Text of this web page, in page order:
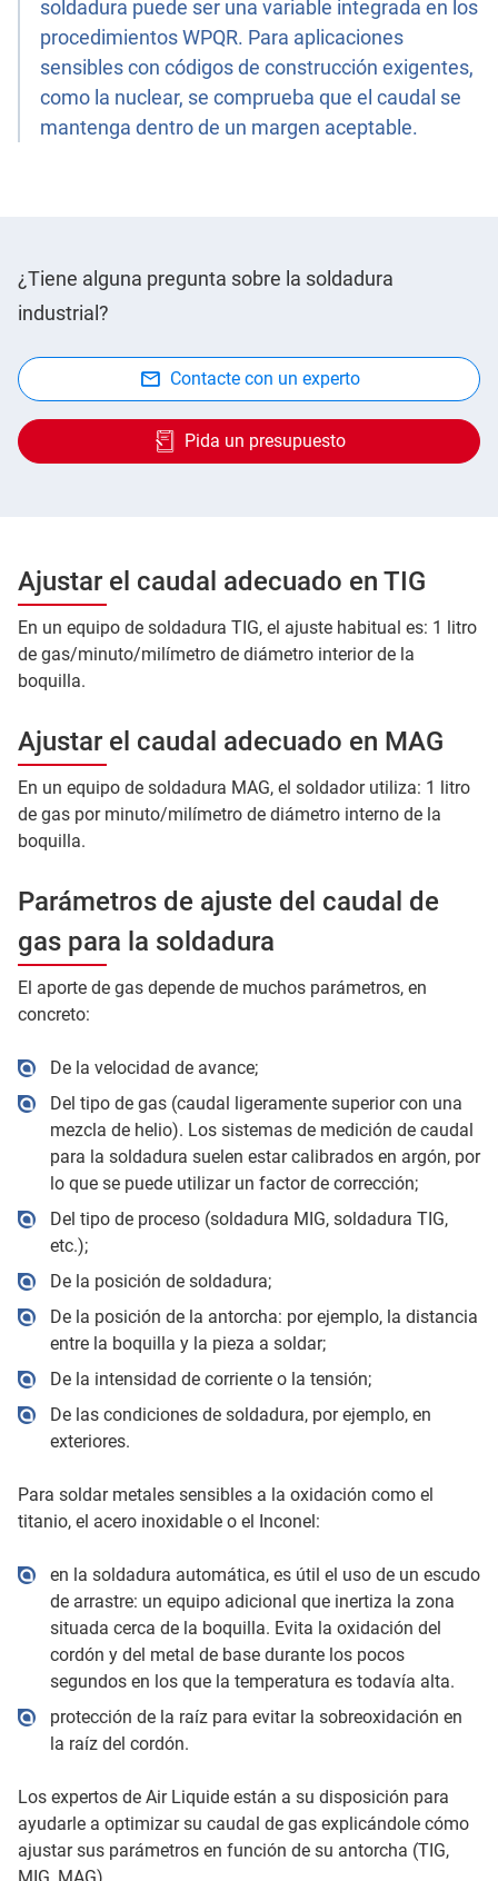
soldadura puede ser una variable integrada en los
procedimientos WPQR. Para aplicaciones
sensibles con códigos de construcción exigentes,
como la nuclear, se comprueba que el caudal se
mantenga dentro de un margen aceptable.
¿Tiene alguna pregunta sobre la soldadura
industrial?
Contacte con un experto
Pida un presupuesto
Ajustar el caudal adecuado en TIG
En un equipo de soldadura TIG, el ajuste habitual es: 1 litro
de gas/minuto/milímetro de diámetro interior de la
boquilla.
Ajustar el caudal adecuado en MAG
En un equipo de soldadura MAG, el soldador utiliza: 1 litro
de gas por minuto/milímetro de diámetro interno de la
boquilla.
Parámetros de ajuste del caudal de
gas para la soldadura
El aporte de gas depende de muchos parámetros, en
concreto:
De la velocidad de avance;
Del tipo de gas (caudal ligeramente superior con una
mezcla de helio). Los sistemas de medición de caudal
para la soldadura suelen estar calibrados en argón, por
lo que se puede utilizar un factor de corrección;
Del tipo de proceso (soldadura MIG, soldadura TIG,
etc.);
De la posición de soldadura;
De la posición de la antorcha: por ejemplo, la distancia
entre la boquilla y la pieza a soldar;
De la intensidad de corriente o la tensión;
De las condiciones de soldadura, por ejemplo, en
exteriores.
Para soldar metales sensibles a la oxidación como el
titanio, el acero inoxidable o el Inconel:
en la soldadura automática, es útil el uso de un escudo
de arrastre: un equipo adicional que inertiza la zona
situada cerca de la boquilla. Evita la oxidación del
cordón y del metal de base durante los pocos
segundos en los que la temperatura es todavía alta.
protección de la raíz para evitar la sobreoxidación en
la raíz del cordón.
Los expertos de Air Liquide están a su disposición para
ayudarle a optimizar su caudal de gas explicándole cómo
ajustar sus parámetros en función de su antorcha (TIG,